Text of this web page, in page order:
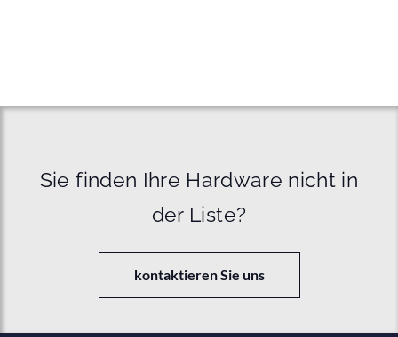
Sie finden Ihre Hardware nicht in
der Liste?
kontaktieren Sie uns